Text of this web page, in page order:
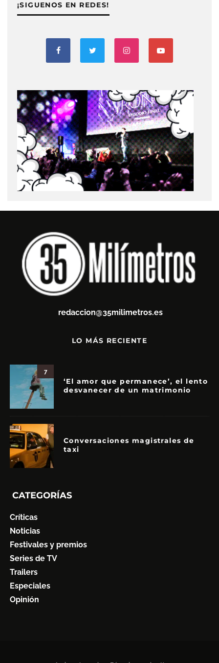
¡SIGUENOS EN REDES!
redaccion@35milimetros.es
LO MÁS RECIENTE
7
‘El amor que permanece’, el lento
desvanecer de un matrimonio
Conversaciones magistrales de
taxi
CATEGORÍAS
Críticas
Noticias
Festivales y premios
Series de TV
Trailers
Especiales
Opinión